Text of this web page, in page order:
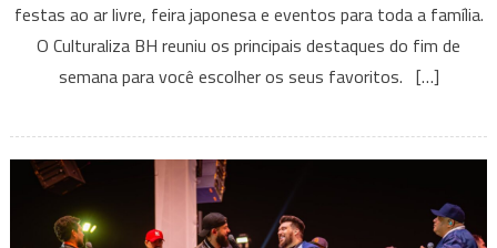
BH
neste
fim
20
festas ao ar livre, feira japonesa e eventos para toda a família.
O Culturaliza BH reuniu os principais destaques do fim de
semana para você escolher os seus favoritos. […]